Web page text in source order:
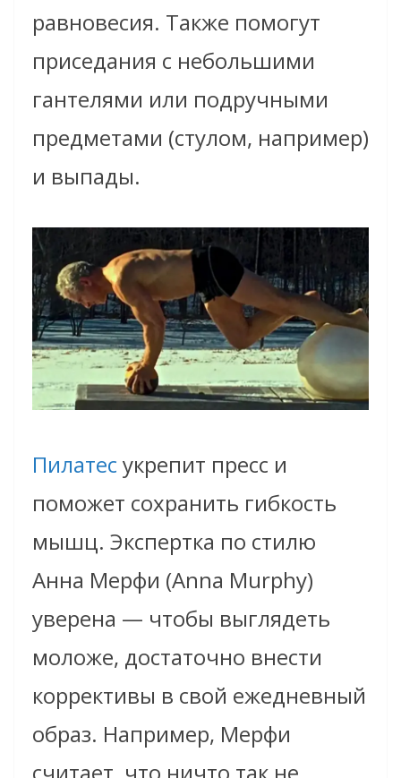
равновесия. Также помогут
приседания с небольшими
гантелями или подручными
предметами (стулом, например)
и выпады.
Пилатес укрепит пресс и
поможет сохранить гибкость
мышц. Экспертка по стилю
Анна Мерфи (Anna Murphy)
уверена — чтобы выглядеть
моложе, достаточно внести
коррективы в свой ежедневный
образ. Например, Мерфи